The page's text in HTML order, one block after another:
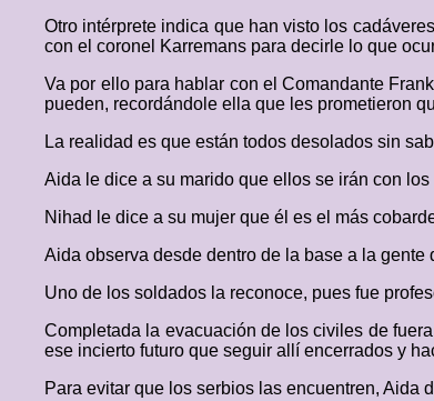
Otro intérprete indica que han visto los
con el coronel Karremans para decirle lo que
Va por ello para hablar con el Comandante
pueden, recordándole ella que les prometieron
La realidad es que están todos desolados sin
Aida le dice a su marido que ellos se irán con
Nihad le dice a su mujer que él es el más
Aida observa desde dentro de la base a la
Uno de los soldados la reconoce, pues fue
Completada la evacuación de los civiles de
ese incierto futuro que seguir allí encerrados y
Para evitar que los serbios las encuentren, Aida